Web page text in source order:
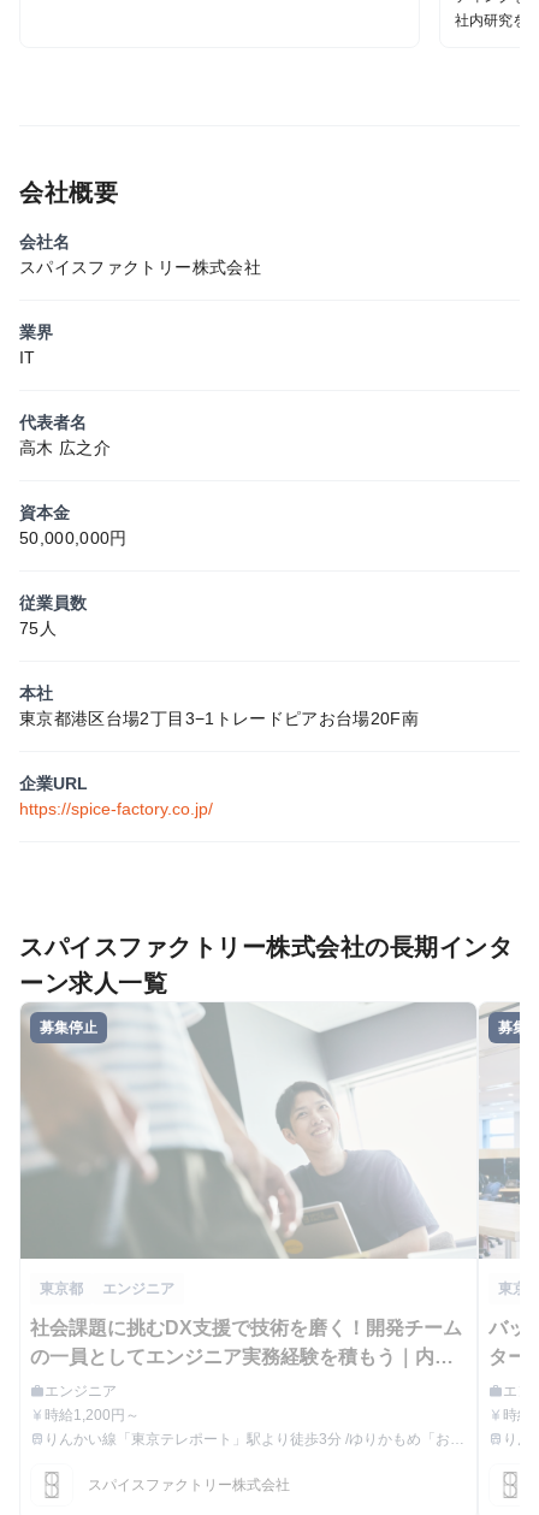
社内研究を
会社概要
会社名
スパイスファクトリー株式会社
業界
IT
代表者名
高木 広之介
資本金
50,000,000円
従業員数
75人
本社
東京都港区台場2丁目3−1トレードピアお台場20F南
企業URL
https://spice-factory.co.jp/
スパイスファクトリー株式会社の長期インタ
ーン求人一覧
募集停止
東京都 エンジニア
社会課題に挑むDX支援で技術を磨く！開発チーム
の一員としてエンジニア実務経験を積もう｜内定
直結インターン
職種
workエンジニア
給与
currency_yen 時給1,200円～
最寄駅
train りんかい線「東京テレポート」駅より徒歩3分 /ゆりかもめ「お台
スパイスファクトリー株式会社
募集
東京
バッ
ター
クト
職種
workエン
給与
currency_yen 時給
最寄駅
train りん